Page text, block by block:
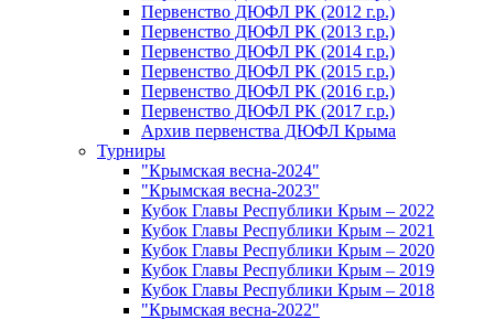
Первенство ДЮФЛ РК (2012 г.р.)
Первенство ДЮФЛ РК (2013 г.р.)
Первенство ДЮФЛ РК (2014 г.р.)
Первенство ДЮФЛ РК (2015 г.р.)
Первенство ДЮФЛ РК (2016 г.р.)
Первенство ДЮФЛ РК (2017 г.р.)
Архив первенства ДЮФЛ Крыма
Турниры
"Крымская весна-2024"
"Крымская весна-2023"
Кубок Главы Республики Крым – 2022
Кубок Главы Республики Крым – 2021
Кубок Главы Республики Крым – 2020
Кубок Главы Республики Крым – 2019
Кубок Главы Республики Крым – 2018
"Крымская весна-2022"